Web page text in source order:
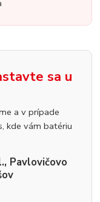
sa u
a v prípade
kde vám batériu
Pavlovičovo